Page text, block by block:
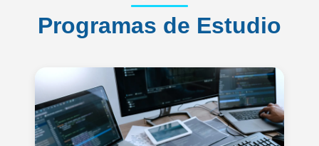
Programas de Estudio